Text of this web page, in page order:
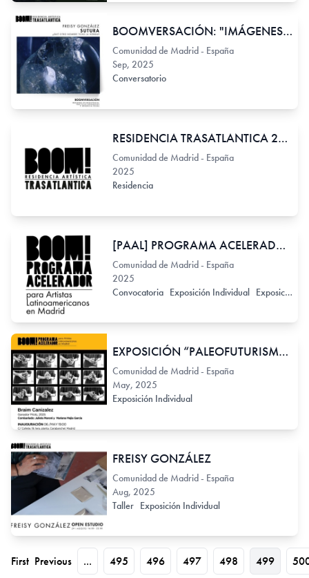
BOOMVERSACIÓN: "IMÁGENES EN RESISTENCIA: PRÁCTICAS EXPANDIDAS Y DENUNCIA VISUAL", FREISY GONZALEZ
Comunidad de Madrid - España
Sep, 2025
Conversatorio
RESIDENCIA TRASATLANTICA 2025
Comunidad de Madrid - España
2025
Residencia
[PAAL] PROGRAMA ACELERADOR PARA ARTISTAS LATINOAMEICANOS 2025
Comunidad de Madrid - España
2025
Convocatoria Exposición Individual Exposición Colectiva
EXPOSICIÓN “PALEOFUTURISMOS” BRAIM CANIZALEZ, Ganador [PAAL]
Comunidad de Madrid - España
May, 2025
Exposición Individual
FREISY GONZÁLEZ
Comunidad de Madrid - España
Aug, 2025
Taller Exposición Individual
First Previous ... 495 496 497 498 499